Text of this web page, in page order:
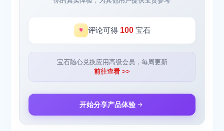
评论可得 100宝石
宝石随心兑换应用高级会员，每周更新
前往查看 >>
开始分享产品体验